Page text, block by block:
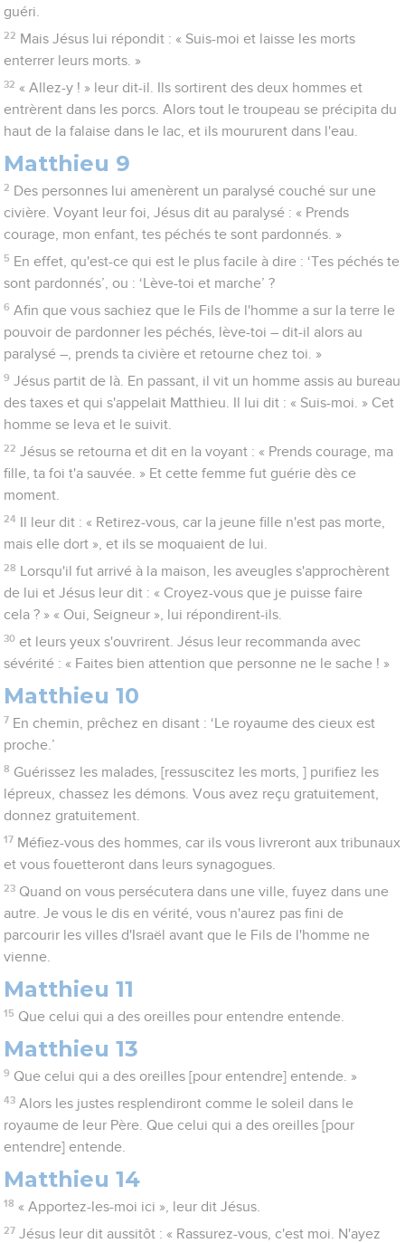
guéri.
22 Mais Jésus lui répondit : « Suis-moi et laisse les morts
enterrer leurs morts. »
32 « Allez-y ! » leur dit-il. Ils sortirent des deux hommes et
entrèrent dans les porcs. Alors tout le troupeau se précipita du
haut de la falaise dans le lac, et ils moururent dans l'eau.
Matthieu 9
2 Des personnes lui amenèrent un paralysé couché sur une
civière. Voyant leur foi, Jésus dit au paralysé : « Prends
courage, mon enfant, tes péchés te sont pardonnés. »
5 En effet, qu'est-ce qui est le plus facile à dire : ‘Tes péchés te
sont pardonnés’, ou : ‘Lève-toi et marche’ ?
6 Afin que vous sachiez que le Fils de l'homme a sur la terre le
pouvoir de pardonner les péchés, lève-toi – dit-il alors au
paralysé –, prends ta civière et retourne chez toi. »
9 Jésus partit de là. En passant, il vit un homme assis au bureau
des taxes et qui s'appelait Matthieu. Il lui dit : « Suis-moi. » Cet
homme se leva et le suivit.
22 Jésus se retourna et dit en la voyant : « Prends courage, ma
fille, ta foi t'a sauvée. » Et cette femme fut guérie dès ce
moment.
24
Il leur dit : « Retirez-vous, car la jeune fille n'est pas morte,
mais elle dort », et ils se moquaient de lui.
28
Lorsqu'il fut arrivé à la maison, les aveugles s'approchèrent
de lui et Jésus leur dit : « Croyez-vous que je puisse faire
cela ? » « Oui, Seigneur », lui répondirent-ils.
30 et leurs yeux s'ouvrirent. Jésus leur recommanda avec
sévérité : « Faites bien attention que personne ne le sache ! »
Matthieu 10
7 En chemin, prêchez en disant : ‘Le royaume des cieux est
proche.’
8 Guérissez les malades, [ressuscitez les morts, ] purifiez les
lépreux, chassez les démons. Vous avez reçu gratuitement,
donnez gratuitement.
17 Méfiez-vous des hommes, car ils vous livreront aux tribunaux
et vous fouetteront dans leurs synagogues.
23 Quand on vous persécutera dans une ville, fuyez dans une
autre. Je vous le dis en vérité, vous n'aurez pas fini de
parcourir les villes d'Israël avant que le Fils de l'homme ne
vienne.
Matthieu 11
15 Que celui qui a des oreilles pour entendre entende.
Matthieu 13
9 Que celui qui a des oreilles [pour entendre] entende. »
43 Alors les justes resplendiront comme le soleil dans le
royaume de leur Père. Que celui qui a des oreilles [pour
entendre] entende.
Matthieu 14
18 « Apportez-les-moi ici », leur dit Jésus.
27 Jésus leur dit aussitôt : « Rassurez-vous, c'est moi. N'ayez